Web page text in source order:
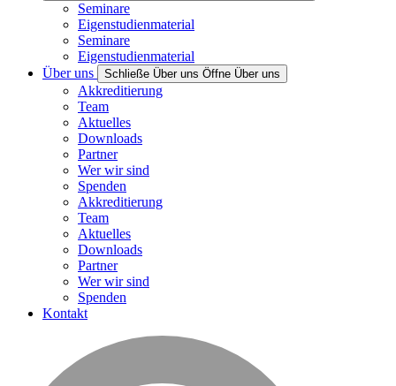
Seminare
Eigenstudienmaterial
Seminare
Eigenstudienmaterial
Über uns
Schließe Über uns Öffne Über uns
Akkreditierung
Team
Aktuelles
Downloads
Partner
Wer wir sind
Spenden
Akkreditierung
Team
Aktuelles
Downloads
Partner
Wer wir sind
Spenden
Kontakt